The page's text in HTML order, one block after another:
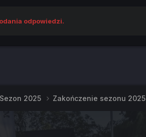
odpowiedzi.
Sezon 2025 Zakończenie sezonu 2025